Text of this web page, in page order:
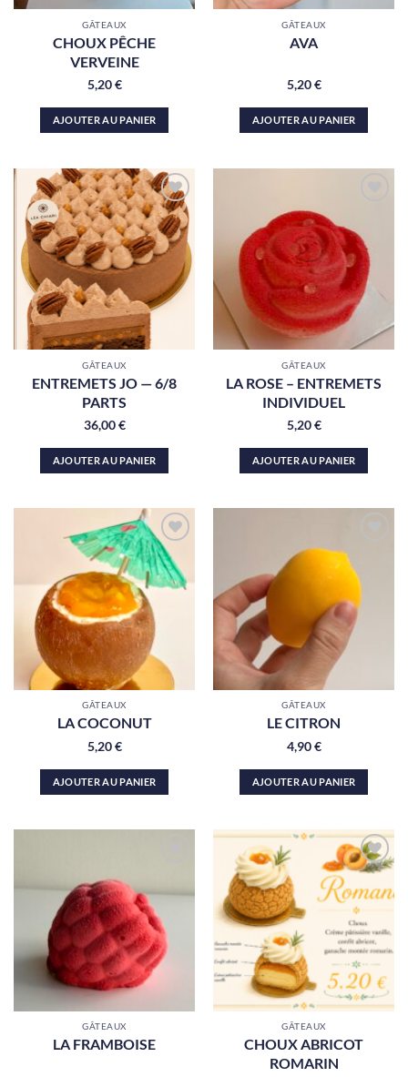
GÂTEAUX
CHOUX PÊCHE
VERVEINE
5,20€
AJOUTER AU PANIER
GÂTEAUX
AVA
5,20€
AJOUTER AU PANIER
Ajouter
à la liste
de
souhaits
GÂTEAUX
ENTREMETS JO — 6/8
PARTS
36,00€
AJOUTER AU PANIER
à la liste
de
souhaits
GÂTEAUX
LA ROSE – ENTREMETS
INDIVIDUEL
5,20€
AJOUTER AU PANIER
Ajouter
à la liste
de
souhaits
GÂTEAUX
LA COCONUT
5,20€
AJOUTER AU PANIER
Ajouter
à la liste
de
souhaits
GÂTEAUX
LE CITRON
4,90€
AJOUTER AU PANIER
souhaits
GÂTEAUX
LA FRAMBOISE
Ajouter
à la liste
de
souhaits
GÂTEAUX
CHOUX ABRICOT
ROMARIN